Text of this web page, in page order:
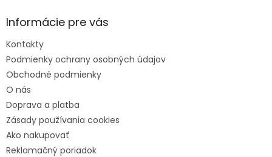
e
Informácie pre vás
Kontakty
Podmienky ochrany osobných údajov
Obchodné podmienky
O nás
Doprava a platba
Zásady používania cookies
Ako nakupovať
Reklamačný poriadok